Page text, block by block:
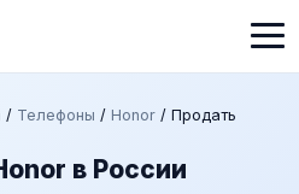
/ Телефоны / Honor / Продать
в России